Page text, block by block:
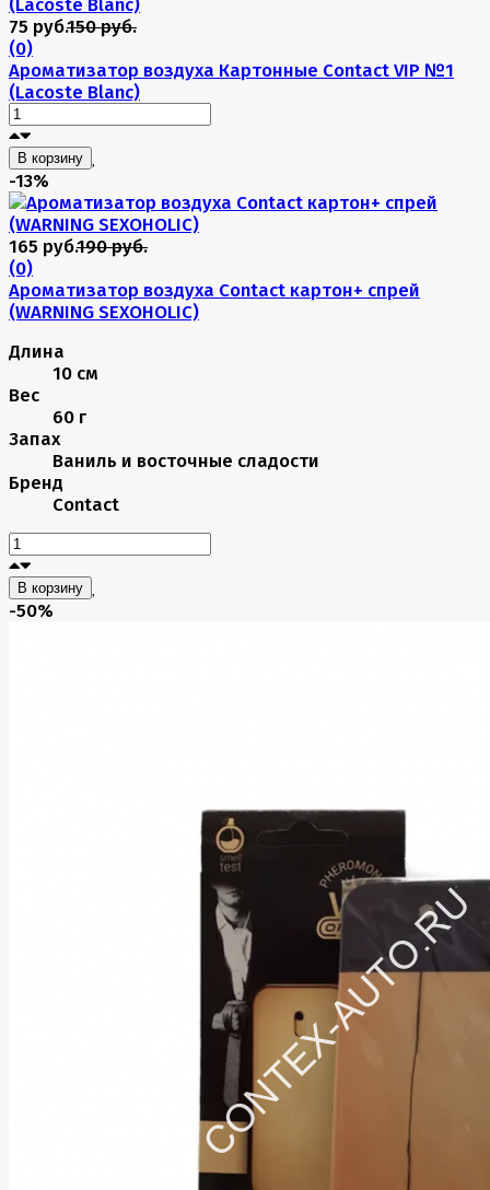
75 руб.150 руб.
(0)
Ароматизатор воздуха Картонные Contact VIP №1
(Lacoste Blanc)
В корзину
-13%
165 руб.190 руб.
(0)
Ароматизатор воздуха Contact картон+ спрей
(WARNING SEXOHOLIC)
Длина
10 см
Вес
60 г
Запах
Ваниль и восточные сладости
Бренд
Contact
В корзину
-50%